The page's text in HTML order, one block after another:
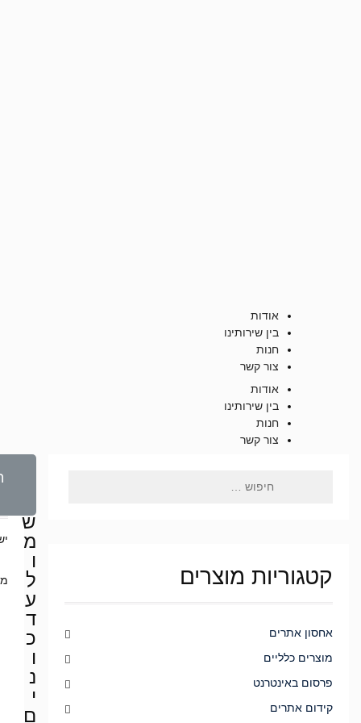
אודות
בין שירותינו
חנות
צור קשר
אודות
בין שירותינו
חנות
צור קשר
קטגוריות מוצרים
אחסון אתרים
מוצרים כלליים
פרסום באינטרנט
קידום אתרים
ה
ש
מ
ו
ל
ע
ד
כ
ו
נ
י
ם